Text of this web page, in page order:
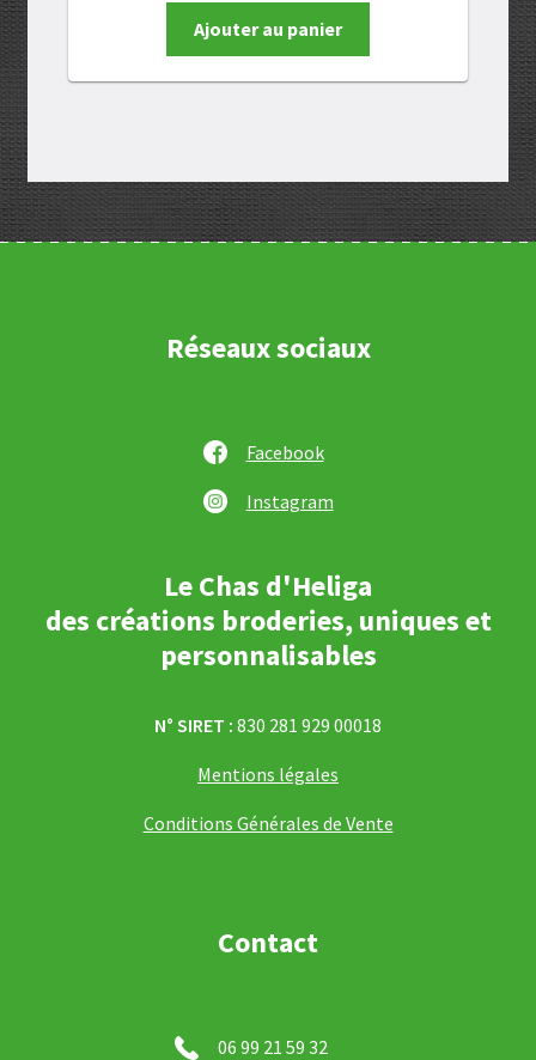
Ajouter au panier
Réseaux sociaux
Facebook
Instagram
Le Chas d'Heliga
des créations broderies, uniques et
personnalisables
N° SIRET : 830 281 929 00018
Mentions légales
Conditions Générales de Vente
Contact
06 99 21 59 32